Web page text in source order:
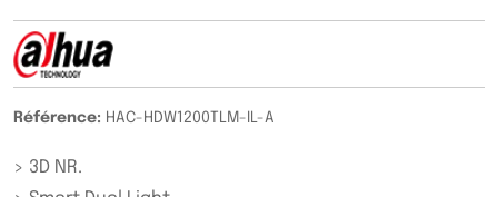
Référence: HAC-HDW1200TLM-IL-A
> 3D NR.